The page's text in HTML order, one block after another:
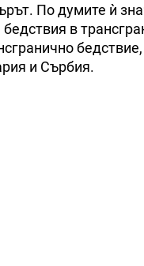
По думите ѝ
в
и Сърбия.